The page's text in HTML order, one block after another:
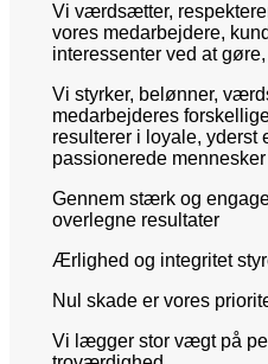
Vi værdsætter,
vores medarbejdere,
interessenter ved at
Vi styrker, belønner,
medarbejderes
resulterer i loyale, yderst
passionerede mennesker
Gennem stærk og
overlegne resultater
Ærlighed og integritet
Nul skade er vores
Vi lægger stor vægt på